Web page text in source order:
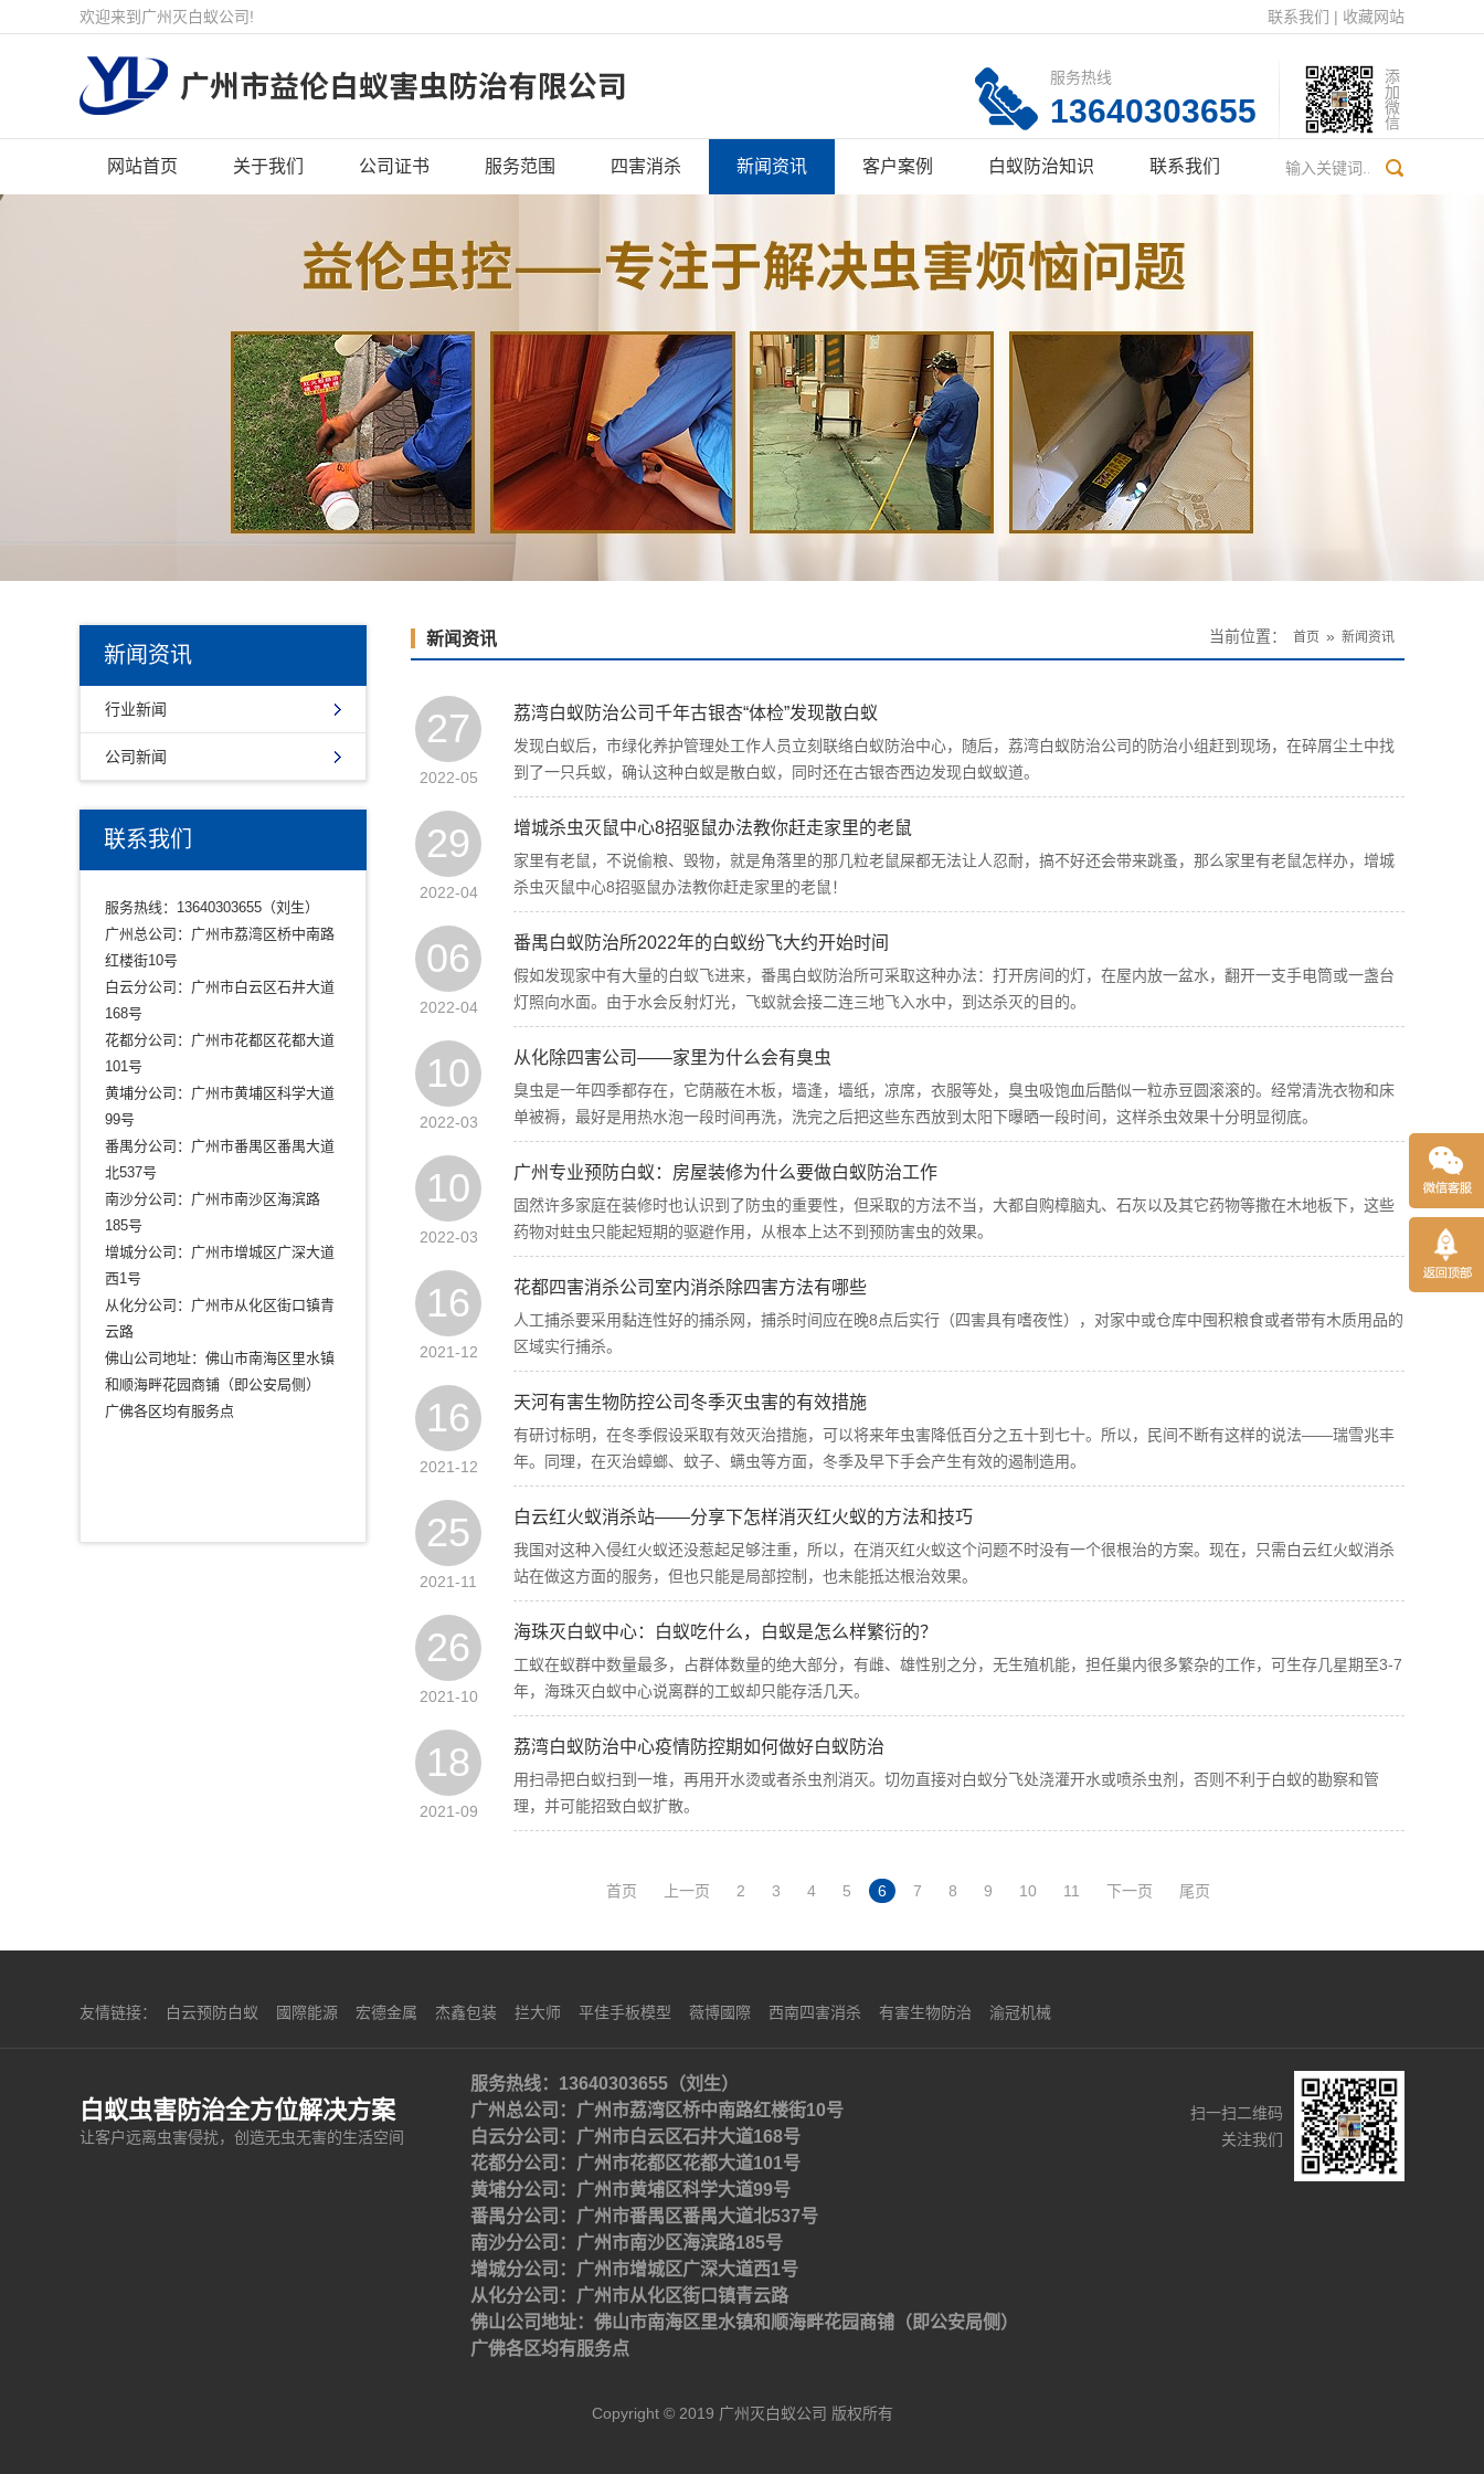
欢迎来到广州灭白蚁公司! 联系我们 | 收藏网站
添加微信
服务热线
13640303655
网站首页 关于我们 公司证书 服务范围 四害消杀 新闻资讯 客户案例 白蚁防治知识 联系我们
新闻资讯
行业新闻
公司新闻
联系我们
服务热线：13640303655（刘生）
广州总公司：广州市荔湾区桥中南路
红楼街10号
白云分公司：广州市白云区石井大道
168号
花都分公司：广州市花都区花都大道
101号
黄埔分公司：广州市黄埔区科学大道
99号
番禺分公司：广州市番禺区番禺大道
北537号
南沙分公司：广州市南沙区海滨路
185号
增城分公司：广州市增城区广深大道
西1号
从化分公司：广州市从化区街口镇青
云路
佛山公司地址：佛山市南海区里水镇
和顺海畔花园商铺（即公安局侧）
广佛各区均有服务点
新闻资讯 当前位置： 首页 » 新闻资讯
27
2022-05
荔湾白蚁防治公司千年古银杏“体检”发现散白蚁
发现白蚁后，市绿化养护管理处工作人员立刻联络白蚁防治中心，随后，荔湾白蚁防治公司的防治小组赶到现场，在碎屑尘土中找
到了一只兵蚁，确认这种白蚁是散白蚁，同时还在古银杏西边发现白蚁蚁道。
29
2022-04
增城杀虫灭鼠中心8招驱鼠办法教你赶走家里的老鼠
家里有老鼠，不说偷粮、毁物，就是角落里的那几粒老鼠屎都无法让人忍耐，搞不好还会带来跳蚤，那么家里有老鼠怎样办，增城
杀虫灭鼠中心8招驱鼠办法教你赶走家里的老鼠！
06
2022-04
番禺白蚁防治所2022年的白蚁纷飞大约开始时间
假如发现家中有大量的白蚁飞进来，番禺白蚁防治所可采取这种办法：打开房间的灯，在屋内放一盆水，翻开一支手电筒或一盏台
灯照向水面。由于水会反射灯光，飞蚁就会接二连三地飞入水中，到达杀灭的目的。
10
2022-03
从化除四害公司——家里为什么会有臭虫
臭虫是一年四季都存在，它荫蔽在木板，墙逢，墙纸，凉席，衣服等处，臭虫吸饱血后酷似一粒赤豆圆滚滚的。经常清洗衣物和床
单被褥，最好是用热水泡一段时间再洗，洗完之后把这些东西放到太阳下曝晒一段时间，这样杀虫效果十分明显彻底。
10
2022-03
广州专业预防白蚁：房屋装修为什么要做白蚁防治工作
固然许多家庭在装修时也认识到了防虫的重要性，但采取的方法不当，大都自购樟脑丸、石灰以及其它药物等撒在木地板下，这些
药物对蛀虫只能起短期的驱避作用，从根本上达不到预防害虫的效果。
16
2021-12
花都四害消杀公司室内消杀除四害方法有哪些
人工捕杀要采用黏连性好的捕杀网，捕杀时间应在晚8点后实行（四害具有嗜夜性），对家中或仓库中囤积粮食或者带有木质用品的
区域实行捕杀。
16
2021-12
天河有害生物防控公司冬季灭虫害的有效措施
有研讨标明，在冬季假设采取有效灭治措施，可以将来年虫害降低百分之五十到七十。所以，民间不断有这样的说法——瑞雪兆丰
年。同理，在灭治蟑螂、蚊子、螨虫等方面，冬季及早下手会产生有效的遏制造用。
25
2021-11
白云红火蚁消杀站——分享下怎样消灭红火蚁的方法和技巧
我国对这种入侵红火蚁还没惹起足够注重，所以，在消灭红火蚁这个问题不时没有一个很根治的方案。现在，只需白云红火蚁消杀
站在做这方面的服务，但也只能是局部控制，也未能抵达根治效果。
26
2021-10
海珠灭白蚁中心：白蚁吃什么，白蚁是怎么样繁衍的？
工蚁在蚁群中数量最多，占群体数量的绝大部分，有雌、雄性别之分，无生殖机能，担任巢内很多繁杂的工作，可生存几星期至3-7
年，海珠灭白蚁中心说离群的工蚁却只能存活几天。
18
2021-09
荔湾白蚁防治中心疫情防控期如何做好白蚁防治
用扫帚把白蚁扫到一堆，再用开水烫或者杀虫剂消灭。切勿直接对白蚁分飞处浇灌开水或喷杀虫剂，否则不利于白蚁的勘察和管
理，并可能招致白蚁扩散。
首页 上一页 2 3 4 5 6 7 8 9 10 11 下一页 尾页
友情链接： 白云预防白蚁 國際能源 宏德金属 杰鑫包装 拦大师 平佳手板模型 薇博國際 西南四害消杀 有害生物防治 渝冠机械
白蚁虫害防治全方位解决方案
让客户远离虫害侵扰，创造无虫无害的生活空间
服务热线：13640303655（刘生）
广州总公司：广州市荔湾区桥中南路红楼街10号
白云分公司：广州市白云区石井大道168号
花都分公司：广州市花都区花都大道101号
黄埔分公司：广州市黄埔区科学大道99号
番禺分公司：广州市番禺区番禺大道北537号
南沙分公司：广州市南沙区海滨路185号
增城分公司：广州市增城区广深大道西1号
从化分公司：广州市从化区街口镇青云路
佛山公司地址：佛山市南海区里水镇和顺海畔花园商铺（即公安局侧）
广佛各区均有服务点
扫一扫二维码
关注我们
Copyright © 2019 广州灭白蚁公司 版权所有